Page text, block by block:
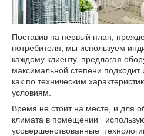
Поставив на первый план,
потребителя, мы используем
каждому клиенту, предлагая
максимальной степени подходит
как по техническим
условиям.
Время не стоит на месте, и для
климата в помещении
усовершенствованные